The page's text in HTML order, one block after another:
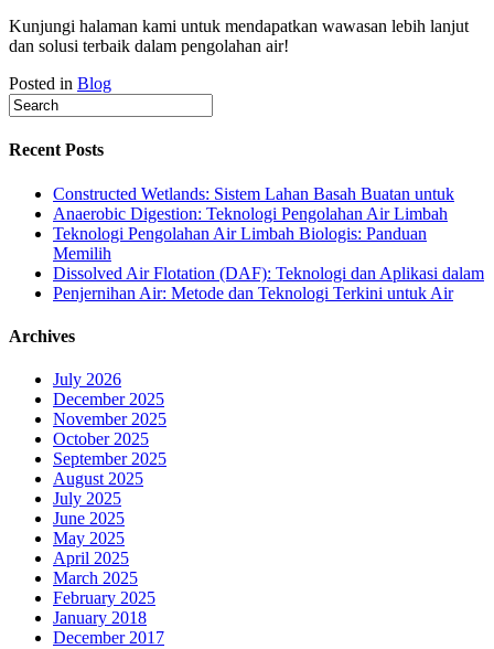
Kunjungi halaman kami untuk mendapatkan wawasan lebih lanjut
dan solusi terbaik dalam pengolahan air!
Posted in Blog
Recent Posts
Constructed Wetlands: Sistem Lahan Basah Buatan untuk
Anaerobic Digestion: Teknologi Pengolahan Air Limbah
Teknologi Pengolahan Air Limbah Biologis: Panduan
Memilih
Dissolved Air Flotation (DAF): Teknologi dan Aplikasi dalam
Penjernihan Air: Metode dan Teknologi Terkini untuk Air
Archives
July 2026
December 2025
November 2025
October 2025
September 2025
August 2025
July 2025
June 2025
May 2025
April 2025
March 2025
February 2025
January 2018
December 2017